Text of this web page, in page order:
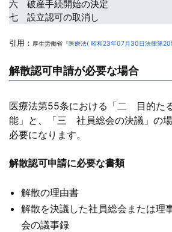
六 破産手続開始の決定
七 設立認可の取消し
引用： 厚生労働省 『医療法( 昭和23年07月30日法律第
解散認可申請が必要な場合
医療法第55条における「二 目的た
能」と、「三 社員総会の決議」の
必要になります。
解散認可申請に必要な書類
解散の理由書
解散を決議した社員総会または理
会の議事録